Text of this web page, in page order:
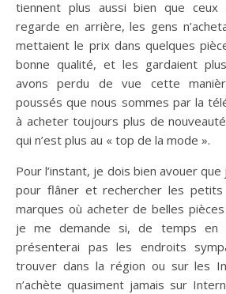
tiennent plus aussi bien que ceux
regarde en arrière, les gens
mettaient le prix dans quelques
bonne qualité, et les gardaient
avons perdu de vue cette
poussés que nous sommes par la
à acheter toujours plus de
qui n’est plus au « top de la mode ».
Pour l’instant, je dois bien avouer
pour flâner et rechercher les
marques où acheter de belles
je me demande si, de temps en
présenterai pas les endroits
trouver dans la région ou sur les
n’achète quasiment jamais sur